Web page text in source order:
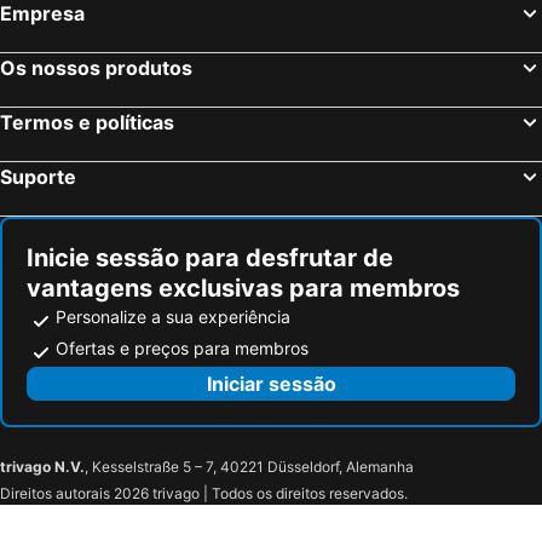
Empresa
Os nossos produtos
Termos e políticas
Suporte
Inicie sessão para desfrutar de
vantagens exclusivas para membros
Personalize a sua experiência
Ofertas e preços para membros
Iniciar sessão
trivago N.V., Kesselstraße 5 – 7, 40221 Düsseldorf, Alemanha
Direitos autorais 2026 trivago | Todos os direitos reservados.